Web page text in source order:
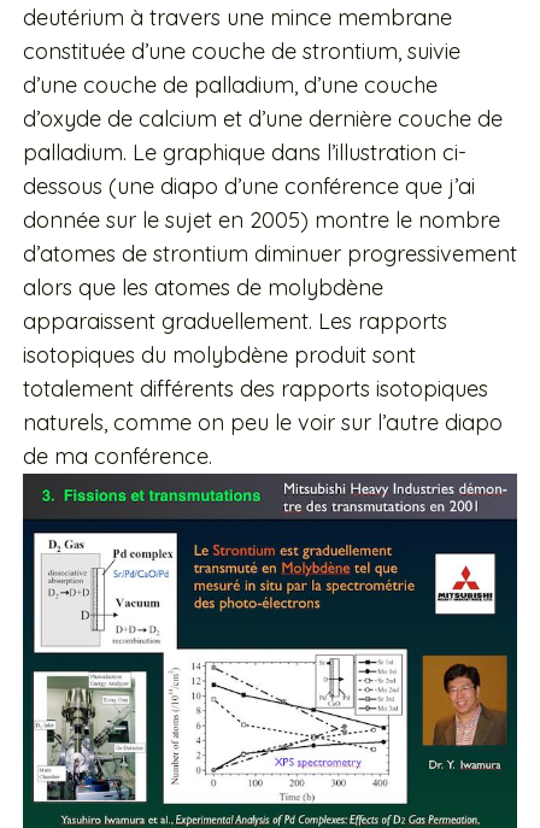
deutérium à travers une mince membrane
constituée d’une couche de strontium, suivie
d’une couche de palladium, d’une couche
d’oxyde de calcium et d’une dernière couche de
palladium. Le graphique dans l’illustration ci-
dessous (une diapo d’une conférence que j’ai
donnée sur le sujet en 2005) montre le nombre
d’atomes de strontium diminuer progressivement
alors que les atomes de molybdène
apparaissent graduellement. Les rapports
isotopiques du molybdène produit sont
totalement différents des rapports isotopiques
naturels, comme on peu le voir sur l’autre diapo
de ma conférence.